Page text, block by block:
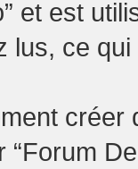
et est
lus, ce